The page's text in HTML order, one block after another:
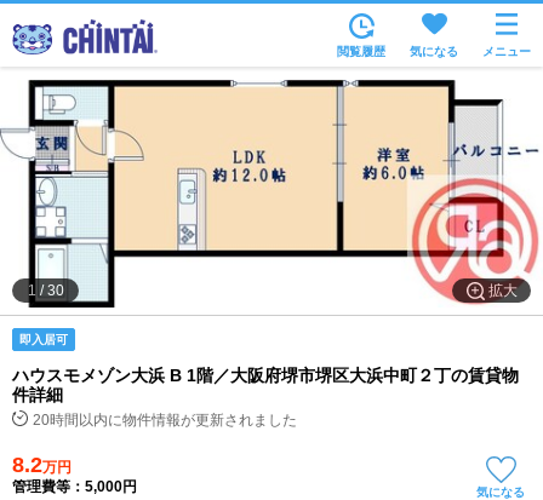
沿線・駅から
家賃相場から
物件特集から
閲覧履歴 気になる メニュー
拡大
1 /30
即入居可
ハウスモメゾン大浜 B 1階／大阪府堺市堺区大浜中町２丁の賃貸物
件詳細
20時間以内に物件情報が更新されました
8.2万円
管理費等：5,000円
気になる